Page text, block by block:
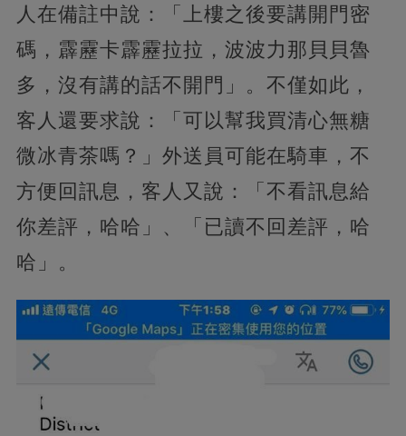
人在備註中說：「上樓之後要講開門密
碼，霹靂卡霹靂拉拉，波波力那貝貝魯
多，沒有講的話不開門」。不僅如此，
客人還要求說：「可以幫我買清心無糖
微冰青茶嗎？」外送員可能在騎車，不
方便回訊息，客人又說：「不看訊息給
你差評，哈哈」、「已讀不回差評，哈
哈」。